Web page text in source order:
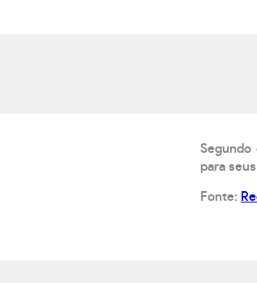
para
Fonte: